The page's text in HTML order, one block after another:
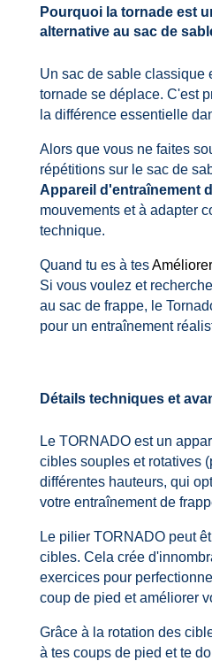
Pourquoi la tornade est
alternative au sac de
Un sac de sable classique
tornade se déplace. C'est
la différence essentielle
Alors que vous ne faites
répétitions sur le sac de
Appareil d'entraînement
mouvements et à adapter
technique.
Quand tu es à tes
Si vous voulez et
au sac de frappe, le
pour un entraînement
Détails techniques et
Le TORNADO est un
cibles souples et rotatives
différentes hauteurs, qui
votre entraînement de
Le pilier TORNADO peut
cibles. Cela crée
exercices pour
coup de pied et améliorer
Grâce à la rotation des
à tes coups de pied et te